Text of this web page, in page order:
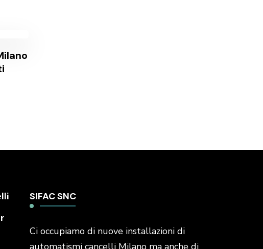
SIFAC SNC
Ci occupiamo di nuove installazioni di
automatismi cancelli Milano ma anche di